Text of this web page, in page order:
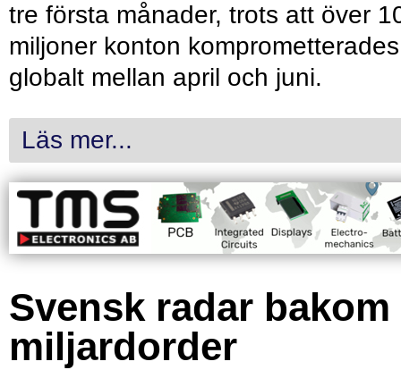
tre första månader, trots att över
miljoner konton komprometterades
globalt mellan april och juni.
Läs mer...
Svensk radar bakom
miljardorder